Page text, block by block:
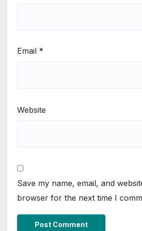
Email *
Website
Save my name, email, and
browser for the next time I